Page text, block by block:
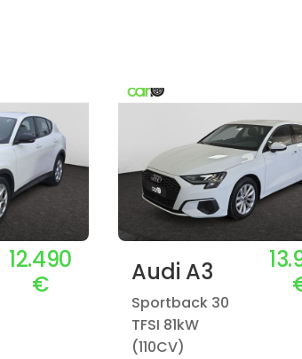
12.490
€
Audi A3
Sportback 30
TFSI 81kW
(110CV)